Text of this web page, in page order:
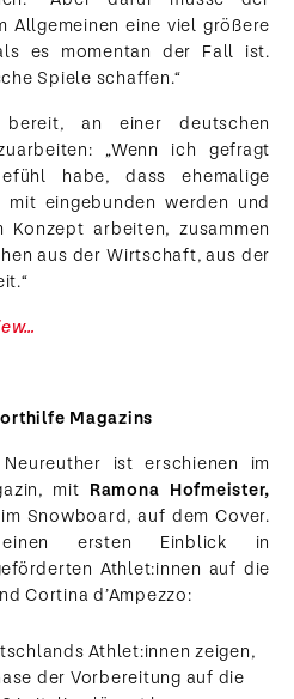
Allgemeinen eine viel größere
es momentan der Fall ist.
Spiele schaffen.“
an einer deutschen
„Wenn ich gefragt
habe, dass ehemalige
eingebunden werden und
arbeiten, zusammen
aus der Wirtschaft, aus der
Magazins
ist erschienen im
mit Ramona Hofmeister,
Snowboard, auf dem Cover.
ersten Einblick in
Athlet:innen auf die
Cortina d’Ampezzo:
Athlet:innen zeigen,
der Vorbereitung auf die